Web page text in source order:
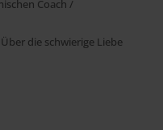
Coach /
die schwierige Liebe